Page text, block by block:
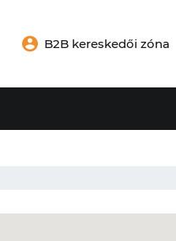
B2B kereskedői zóna